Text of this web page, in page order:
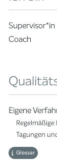
Supervisor*in
Coach
Eigene
Tagungen
Glossar